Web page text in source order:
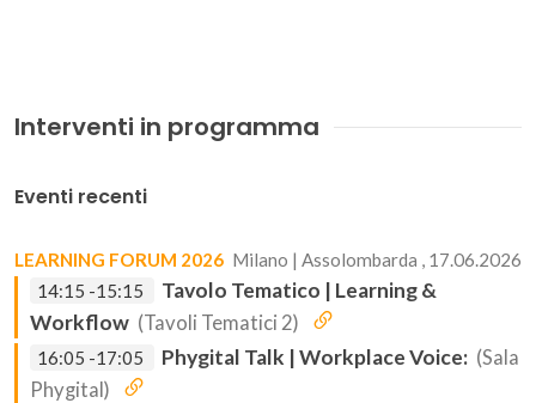
Interventi in programma
Eventi recenti
LEARNING FORUM 2026 Milano | Assolombarda , 17.06.2026
14:15 -15:15
Tavolo Tematico | Learning &
Workflow (Tavoli Tematici 2)
16:05 -17:05 Phygital Talk | Workplace Voice: (Sala
Phygital)